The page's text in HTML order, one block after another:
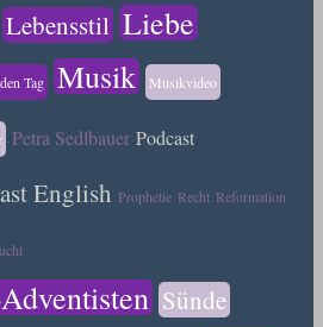
Lebensstil Liebe
Tag Musik Musikvideo
Petra Sedlbauer Podcast
English Prophetie Recht Reformation
Sünde